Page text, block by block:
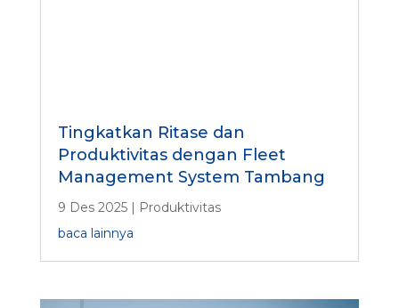
Tingkatkan Ritase dan
Produktivitas dengan Fleet
Management System Tambang
9 Des 2025|
Produktivitas
baca lainnya